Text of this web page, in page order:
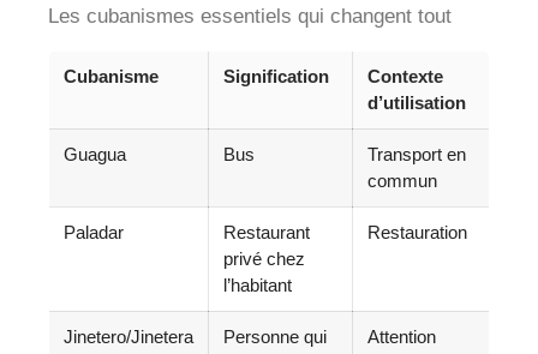
Les cubanismes essentiels qui changent tout
Cubanisme Signification
Contexte
d’utilisation
Guagua Bus
Transport en
commun
Paladar
Restaurant
privé chez
l’habitant
Restauration
Jinetero/Jinetera
Personne qui
Attention